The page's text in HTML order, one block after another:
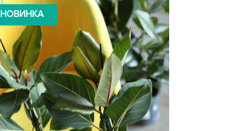
НОВИНКА